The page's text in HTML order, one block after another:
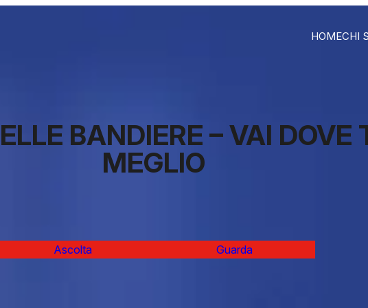
HOMECHI
BANDIERE – VAI DOVE
MEGLIO
Ascolta Guarda